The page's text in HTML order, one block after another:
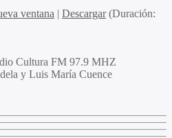
ventana | Descargar(Duración:
Cultura FM 97.9 MHZ
y Luis María Cuence